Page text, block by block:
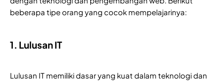
beberapa tipe orang yang cocok mempelajarinya:
1. Lulusan IT
Lulusan IT memiliki dasar yang kuat dalam teknologi dan